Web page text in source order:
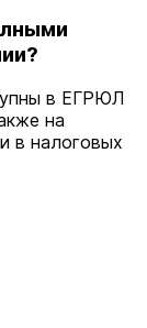
в ЕГРЮЛ
на
в налоговых